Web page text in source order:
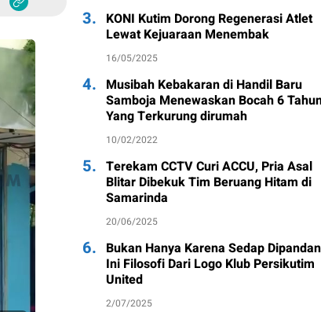
3. KONI Kutim Dorong Regenerasi Atlet
Lewat Kejuaraan Menembak
16/05/2025
4. Musibah Kebakaran di Handil Baru
Samboja Menewaskan Bocah 6
Yang Terkurung dirumah
10/02/2022
5. Terekam CCTV Curi ACCU, Pria Asal
Blitar Dibekuk Tim Beruang Hitam di
Samarinda
20/06/2025
6. Bukan Hanya Karena Sedap
Ini Filosofi Dari Logo Klub Persikutim
United
2/07/2025